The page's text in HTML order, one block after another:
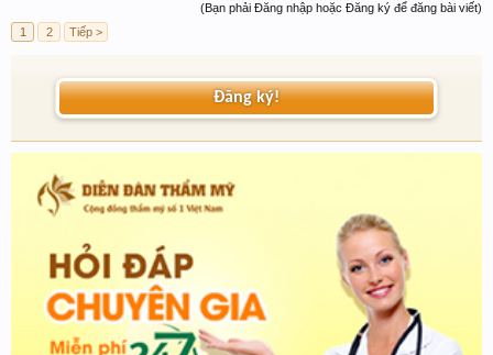
(Bạn phải Đăng nhập hoặc Đăng ký để đăng bài viết)
1
2 Tiếp >
Đăng ký!